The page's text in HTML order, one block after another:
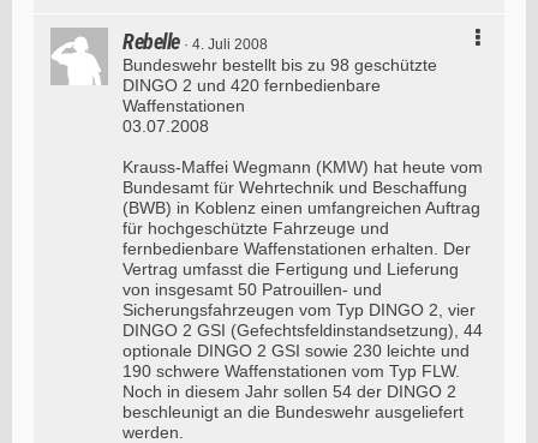
Rebelle 4. Juli 2008
Bundeswehr bestellt bis zu 98 geschützte
DINGO 2 und 420 fernbedienbare
Waffenstationen
03.07.2008
Krauss-Maffei Wegmann (KMW) hat heute vom
Bundesamt für Wehrtechnik und Beschaffung
(BWB) in Koblenz einen umfangreichen Auftrag
für hochgeschützte Fahrzeuge und
fernbedienbare Waffenstationen erhalten. Der
Vertrag umfasst die Fertigung und Lieferung
von insgesamt 50 Patrouillen- und
Sicherungsfahrzeugen vom Typ DINGO 2, vier
DINGO 2 GSI (Gefechtsfeldinstandsetzung), 44
optionale DINGO 2 GSI sowie 230 leichte und
190 schwere Waffenstationen vom Typ FLW.
Noch in diesem Jahr sollen 54 der DINGO 2
beschleunigt an die Bundeswehr ausgeliefert
werden.